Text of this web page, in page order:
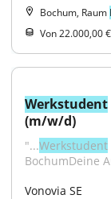
Bochum, Raum
Von 22.000,00
Werkstudent
(m/w/d)
"...Werkstudent
BochumDeine
Vonovia SE